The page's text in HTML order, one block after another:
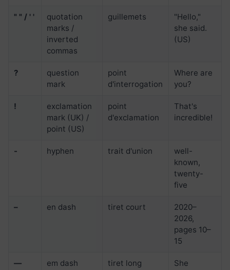
" " / ' '
quotation
marks /
inverted
commas
guillemets
"Hello,"
she said.
(US)
?
question
mark
point
d'interrogation
Where are
you?
!
exclamation
mark (UK) /
point (US)
point
d'exclamation
That's
incredible!
- hyphen trait d'union
well-
known,
twenty-
five
– en dash tiret court
2020–
2026,
pages 10–
15
— em dash tiret long
She